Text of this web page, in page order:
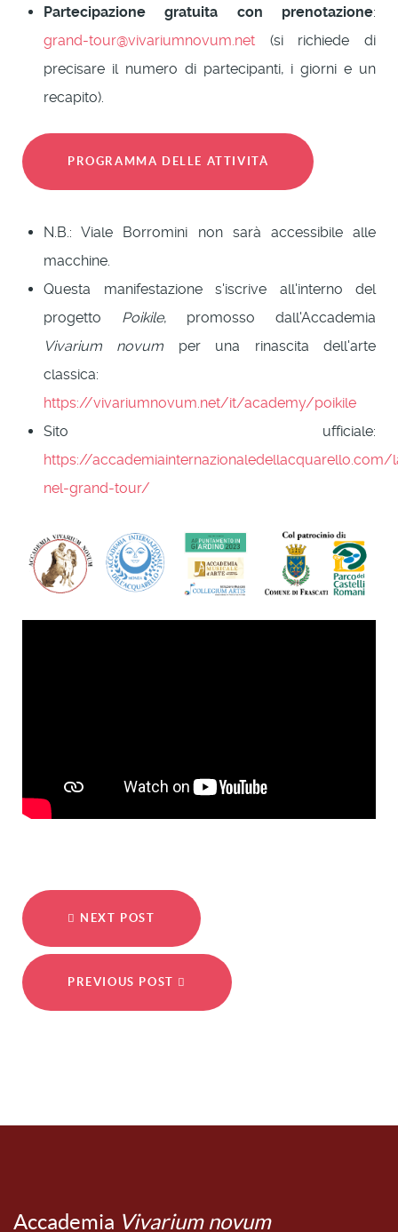
Partecipazione gratuita con prenotazione:
grand-tour@vivariumnovum.net (si richiede di
precisare il numero di partecipanti, i giorni e un
recapito).
PROGRAMMA DELLE ATTIVITÀ
N.B.: Viale Borromini non sarà accessibile alle
macchine.
Questa manifestazione s'iscrive all'interno del
progetto Poikile, promosso dall'Accademia
Vivarium novum per una rinascita dell'arte
classica:
https://vivariumnovum.net/it/academy/poikile
Sito ufficiale:
https://
nel-grand-tour/
NEXT POST
PREVIOUS POST
Accademia Vivarium novum